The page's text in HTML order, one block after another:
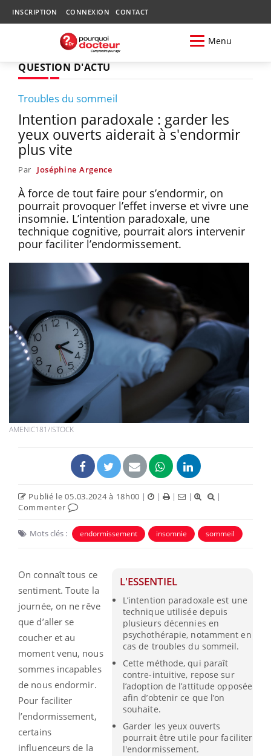
INSCRIPTION CONNEXION CONTACT
Menu
QUESTION D'ACTU
Troubles du sommeil
Intention paradoxale : garder les
yeux ouverts aiderait à s'endormir
plus vite
Par Joséphine Argence
À force de tout faire pour s’endormir, on
pourrait provoquer l’effet inverse et vivre une
insomnie. L’intention paradoxale, une
technique cognitive, pourrait alors intervenir
pour faciliter l’endormissement.
AMENIC181/ISTOCK
Publié le 05.03.2024 à 18h00 | | | |
|
Commenter
Mots clés : endormissement insomnie sommeil
L'ESSENTIEL
L’intention paradoxale est une
technique utilisée depuis
plusieurs décennies en
psychothérapie, notamment en
cas de troubles du sommeil.
Cette méthode, qui paraît
contre-intuitive, repose sur
l’adoption de l’attitude opposée
afin d’obtenir ce que l’on
souhaite.
Garder les yeux ouverts
pourrait être utile pour faciliter
l'endormissement.
On connaît tous ce
sentiment. Toute la
journée, on ne rêve
que d’aller se
coucher et au
moment venu, nous
sommes incapables
de nous endormir.
Pour faciliter
l’endormissement,
certains
influenceurs de la